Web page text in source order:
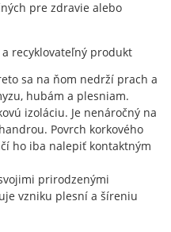
pre zdravie alebo
recyklovateľný produkt
sa na ňom nedrží prach a
hubám a plesniam.
izoláciu. Je nenáročný na
Povrch korkového
ho iba nalepiť kontaktným
prirodzenými
vzniku plesní a šíreniu